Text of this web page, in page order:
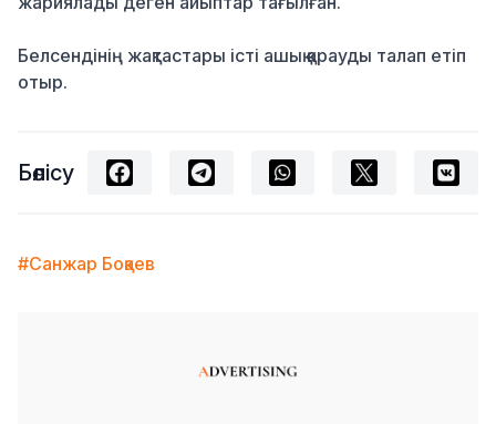
Белсендінің жақтастары істі ашық қарауды талап етіп
отыр.
Бөлісу
#Санжар Боқаев